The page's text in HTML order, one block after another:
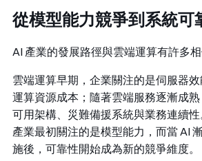
從模型能力競爭到系統可
AI 產業的發展路徑與雲端運算有許多相
雲端運算早期，企業關注的是伺服器
運算資源成本；隨著雲端服務逐漸成
可用架構、災難備援系統與業務連續
產業最初關注的是模型能力，而當 AI
施後，可靠性開始成為新的競爭維度。